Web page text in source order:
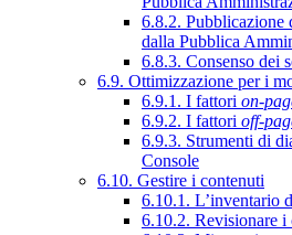
6.8.2. Pubblicazione
dalla Pubblica
6.8.3. Consenso dei
6.9. Ottimizzazione per i
6.9.1. I fattori on-
6.9.2. I fattori off-
6.9.3. Strumenti di
Console
6.10. Gestire i contenuti
6.10.1. L’inventario
6.10.2. Revisionare i